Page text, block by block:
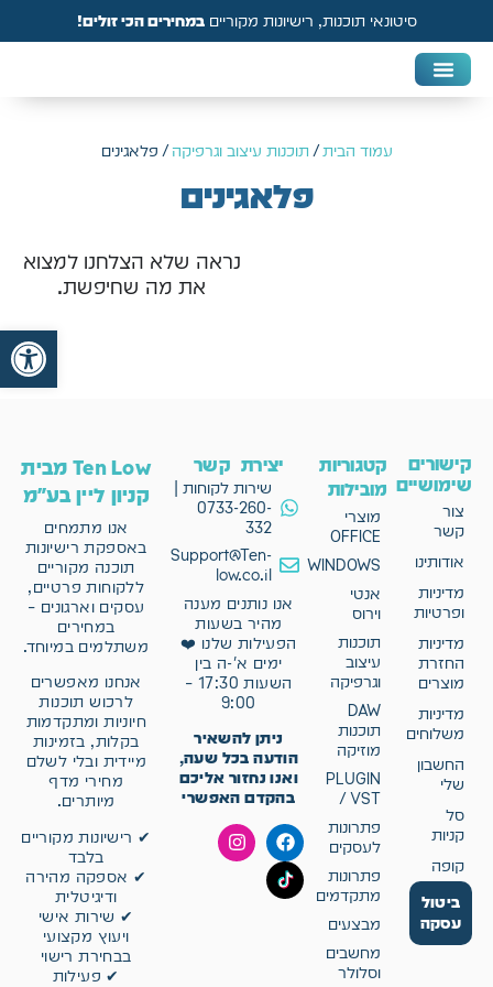
סיטונאי תוכנות, רישיונות מקורייםבמחירים הכי זולים!
עמוד הבית/ תוכנות עיצוב וגרפיקה/ פלאגינים
פלאגינים
נראה שלא הצלחנו למצוא
את מה שחיפשת.
קישורים
שימושיים
צור
קשר
אודותינו
מדיניות
ופרטיות
מדיניות
החזרת
מוצרים
מדיניות
משלוחים
החשבון
שלי
סל
קניות
קופה
ביטול
עסקה
קטגוריות
מובילות
מוצרי
OFFICE
WINDOWS
אנטי
וירוס
תוכנות
עיצוב
וגרפיקה
DAW
תוכנות
מוזיקה
PLUGIN
/ VST
פתרונות
לעסקים
פתרונות
מתקדמים
מבצעים
מחשבים
וסלולר
יצירת קשר
שירות לקוחות |
0733-260-
332
Support@Ten-
low.co.il
אנו נותנים מענה
מהיר בשעות
הפעילות שלנו ❤️
ימים א'-ה בין
השעות 17:30 –
9:00
ניתן להשאיר
הודעה בכל שעה,
ואנו נחזור אליכם
בהקדם האפשרי
Ten Low מבית
קניון ליין בע"מ
אנו מתמחים
באספקת רישיונות
תוכנה מקוריים
ללקוחות פרטיים,
עסקים וארגונים –
במחירים
משתלמים במיוחד.
אנחנו מאפשרים
לרכוש תוכנות
חיוניות ומתקדמות
בקלות, בזמינות
מיידית ובלי לשלם
מחירי מדף
מיותרים.
✔ רישיונות מקוריים
בלבד
✔ אספקה מהירה
ודיגיטלית
✔ שירות אישי
ויעוץ מקצועי
בבחירת רישוי
✔ פעילות